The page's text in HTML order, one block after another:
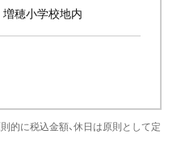
穂小学校地内
的に税込金額、休日は原則として定